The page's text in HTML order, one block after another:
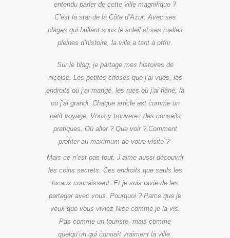
entendu parler de cette ville magnifique ?
C’est la star de la Côte d’Azur. Avec ses
plages qui brillent sous le soleil et ses ruelles
pleines d’histoire, la ville a tant à offrir.
Sur le blog, je partage mes histoires de
niçoise. Les petites choses que j’ai vues, les
endroits où j’ai mangé, les rues où j’ai flâné, là
ou j’ai grandi. Chaque article est comme un
petit voyage. Vous y trouverez des conseils
pratiques. Où aller ? Que voir ? Comment
profiter au maximum de votre visite ?
Mais ce n’est pas tout. J’aime aussi découvrir
les coins secrets. Ces endroits que seuls les
locaux connaissent. Et je suis ravie de les
partager avec vous. Pourquoi ? Parce que je
veux que vous viviez Nice comme je la vis.
Pas comme un touriste, mais comme
quelqu’un qui connaît vraiment la ville.